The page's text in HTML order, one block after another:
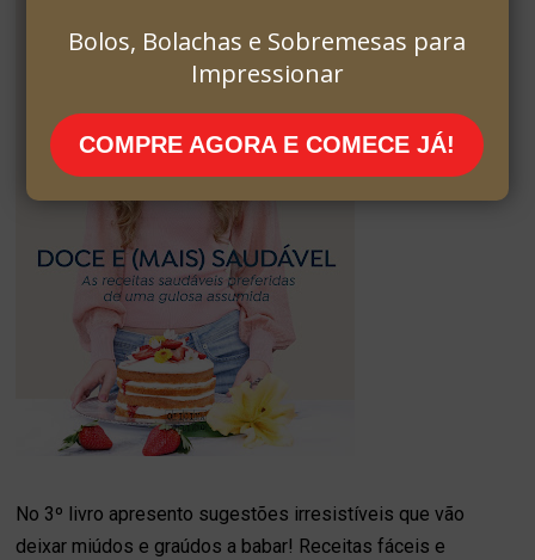
No 3º livro apresento sugestões irresistíveis que vão
deixar miúdos e graúdos a babar! Receitas fáceis e
Bolos, Bolachas e Sobremesas para
Impressionar
COMPRE AGORA E COMECE JÁ!